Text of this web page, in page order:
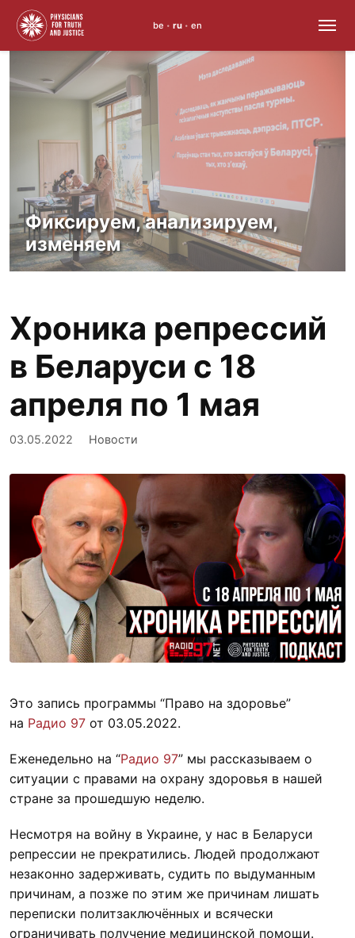
to
content
be • ru • en
Фиксируем, анализируем,
изменяем
Хроника репрессий
в Беларуси с 18
апреля по 1 мая
03.05.2022 Новости
Это запись программы “Право на здоровье”
на Радио 97 от 03.05.2022.
Еженедельно на “Радио 97” мы рассказываем о
ситуации с правами на охрану здоровья в нашей
стране за прошедшую неделю.
Несмотря на войну в Украине, у нас в Беларуси
репрессии не прекратились. Людей продолжают
незаконно задерживать, судить по выдуманным
причинам, а позже по этим же причинам лишать
переписки политзаключённых и всячески
ограничивать получение медицинской помощи.